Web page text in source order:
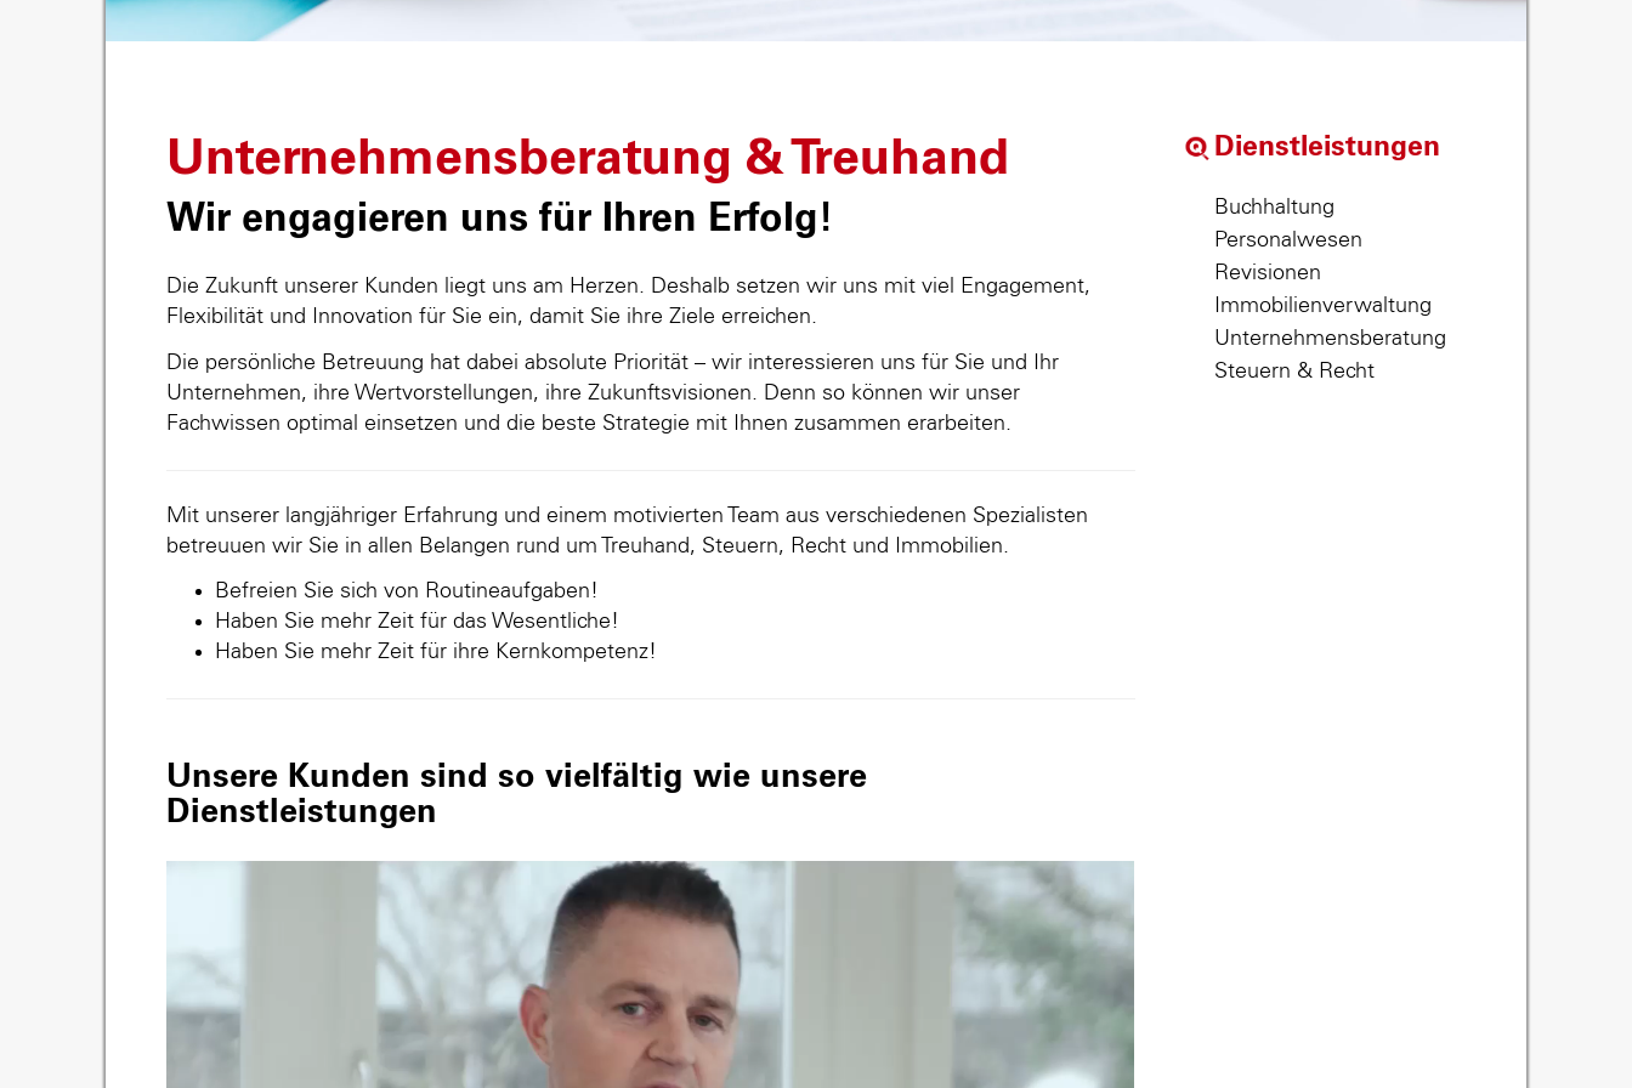
Unternehmensberatung & Treuhand
Wir engagieren uns für Ihren Erfolg!
Die Zukunft unserer Kunden liegt uns am Herzen. Deshalb setzen wir uns mit viel Engagement,
Flexibilität und Innovation für Sie ein, damit Sie ihre Ziele erreichen.
Die persönliche Betreuung hat dabei absolute Priorität – wir interessieren uns für Sie und Ihr
Unternehmen, ihre Wertvorstellungen, ihre Zukunftsvisionen. Denn so können wir unser
Fachwissen optimal einsetzen und die beste Strategie mit Ihnen zusammen erarbeiten.
Mit unserer langjähriger Erfahrung und einem motivierten Team aus verschiedenen Spezialisten
betreuuen wir Sie in allen Belangen rund um Treuhand, Steuern, Recht und Immobilien.
Befreien Sie sich von Routineaufgaben!
Haben Sie mehr Zeit für das Wesentliche!
Haben Sie mehr Zeit für ihre Kernkompetenz!
Unsere Kunden sind so vielfältig wie unsere
Dienstleistungen
Dienstleistungen
Buchhaltung
Personalwesen
Revisionen
Immobilienverwaltung
Unternehmensberatung
Steuern & Recht